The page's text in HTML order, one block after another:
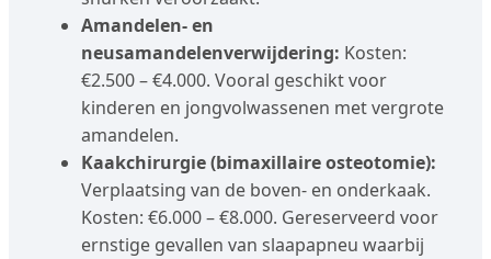
Amandelen- en
neusamandelenverwijdering: Kosten:
€2.500 – €4.000. Vooral geschikt voor
kinderen en jongvolwassenen met vergrote
amandelen.
Kaakchirurgie (bimaxillaire osteotomie):
Verplaatsing van de boven- en onderkaak.
Kosten: €6.000 – €8.000. Gereserveerd voor
ernstige gevallen van slaapapneu waarbij